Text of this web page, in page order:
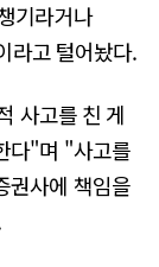
기라거나
라고 털어놨다.
사고를 친 게
다"며 "사고를
권사에 책임을